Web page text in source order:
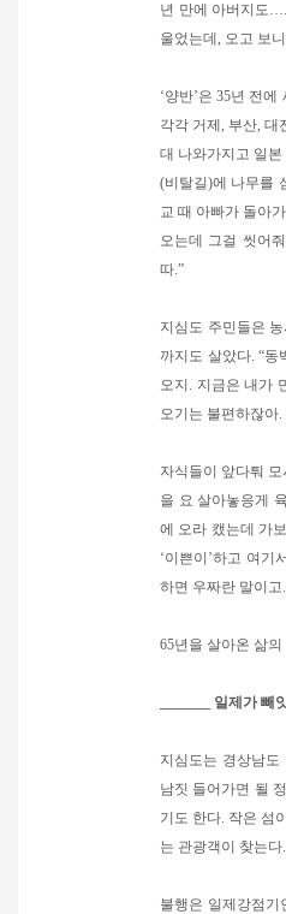
년 만에 아버지도
울었는데, 오고 보
‘양반’은 35년 전
각각 거제, 부산, 대
대 나와가지고 일본
(비탈길)에 나무를
교 때 아빠가 돌아
오는데 그걸 씻어
따.”
지심도 주민들은
까지도 살았다. “
오지. 지금은 내가
오기는 불편하잖아
자식들이 앞다퉈
을 요 살아놓응게
에 오라 캤는데 가
‘이쁜이’하고 여
하면 우짜란 말이고
65년을 살아온 삶
_______ 일제가
지심도는 경상남
남짓 들어가면 될
기도 한다. 작은 섬
는 관광객이 찾는다.
불행은 일제강점기